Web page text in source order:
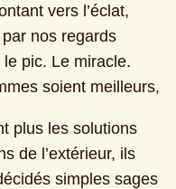
vers l’éclat,
nos regards
pic. Le miracle.
soient meilleurs,
plus les solutions
de l’extérieur, ils
simples sages